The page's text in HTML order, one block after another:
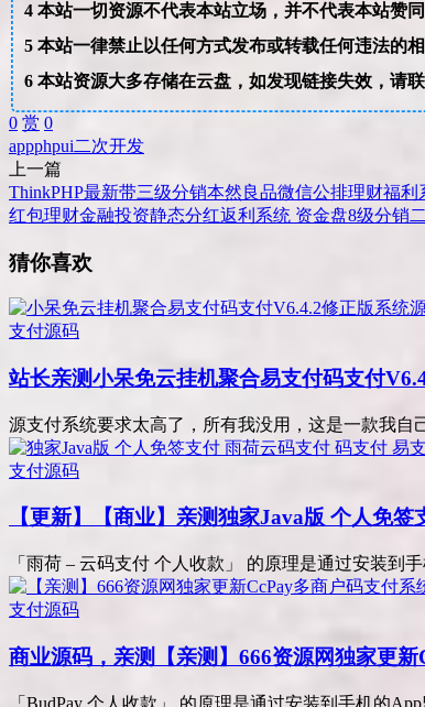
4本站一切资源不代表本站立场，并不代表本站赞同
5本站一律禁止以任何方式发布或转载任何违法的
6本站资源大多存储在云盘，如发现链接失效，请
0 赏 0
appphpui二次开发
上一篇
ThinkPHP最新带三级分销本然良品微信公排理财福利
红包理财金融投资静态分红返利系统 资金盘8级分销
猜你喜欢
支付源码
站长亲测小呆免云挂机聚合易支付码支付
源支付系统要求太高了，所有我没用，这是一款我自
支付源码
【更新】【商业】亲测独家Java版 个人免签
「雨荷 – 云码支付 个人收款」 的原理是通过安装到
支付源码
商业源码，亲测 【亲测】666资源网独家更
「BudPay 个人收款」 的原理是通过安装到手机的